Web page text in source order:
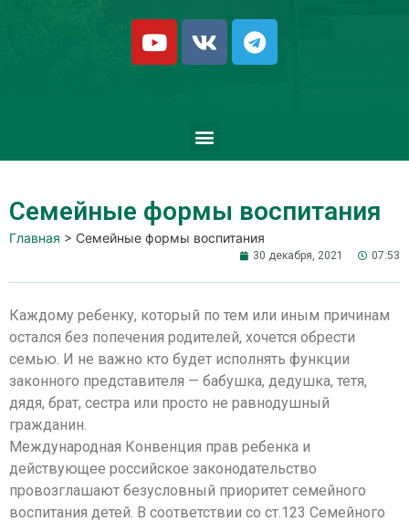
Семейные формы воспитания
Главная > Семейные формы воспитания
30 декабря, 2021 07:53
Каждому ребенку, который по тем или иным причинам
остался без попечения родителей, хочется обрести
семью. И не важно кто будет исполнять функции
законного представителя — бабушка, дедушка, тетя,
дядя, брат, сестра или просто не равнодушный
гражданин.
Международная Конвенция прав ребенка и
действующее российское законодательство
провозглашают безусловный приоритет семейного
воспитания детей. В соответствии со ст.123 Семейного